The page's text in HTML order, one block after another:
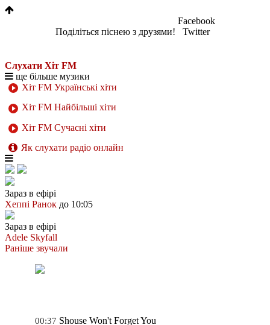
Поділіться піснею з друзями!
Facebook
Twitter
Слухати Хіт FM
ще більше музики
Хіт FM Українські хіти
Хіт FM Найбільші хіти
Хіт FM Сучасні хіти
Як слухати радіо онлайн
Зараз в ефірі
Хеппі Ранок до 10:05
Зараз в ефірі
Adele Skyfall
Раніше звучали
00:37 Shouse Won't Forget You